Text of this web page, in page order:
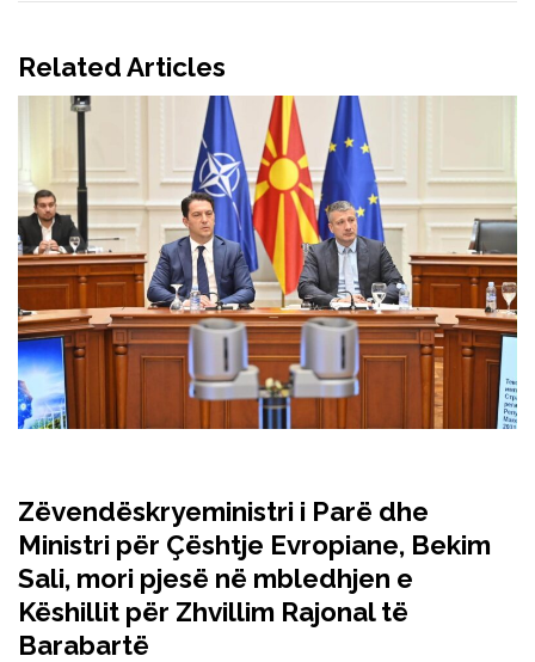
Related Articles
Zëvendëskryeministri i Parë dhe
Ministri për Çështje Evropiane, Bekim
Sali, mori pjesë në mbledhjen e
Këshillit për Zhvillim Rajonal të
Barabartë